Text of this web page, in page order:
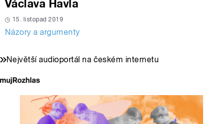
Václava Havla
15. listopad 2019
Názory a argumenty
Největší audioportál na českém internetu